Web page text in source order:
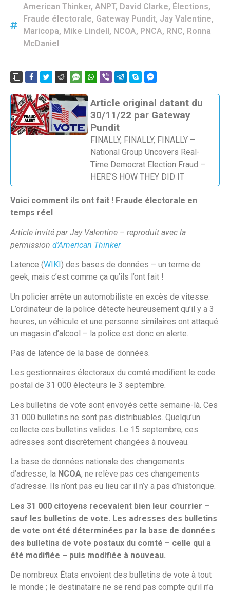
American Thinker, ANPT, David Clarke, Élections,
Fraude électorale, Gateway Pundit, Jay Valentine,
Maricopa, Mike Lindell , NCOA, PNCA, RNC, Ronna
McDaniel
Article original datant du
30/11/22 par Gateway
Pundit
FINALLY, FINALLY, FINALLY –
National Group Uncovers Real-
Time Democrat Election Fraud –
HERE’S HOW THEY DID IT
Voici comment ils ont fait ! Fraude électorale en
temps réel
Article invité par Jay Valentine – reproduit avec la
permission d’American Thinker
Latence (WIKI ) des bases de données – un terme de
geek, mais c’est comme ça qu’ils l’ont fait !
Un policier arrête un automobiliste en excès de vitesse.
L’ordinateur de la police détecte heureusement qu’il y a 3
heures, un véhicule et une personne similaires ont attaqué
un magasin d’alcool – la police est donc en alerte.
Pas de latence de la base de données.
Les gestionnaires électoraux du comté modifient le code
postal de 31 000 électeurs le 3 septembre.
Les bulletins de vote sont envoyés cette semaine-là. Ces
31 000 bulletins ne sont pas distribuables. Quelqu’un
collecte ces bulletins valides. Le 15 septembre, ces
adresses sont discrètement changées à nouveau.
La base de données nationale des changements
d’adresse, la NCOA, ne relève pas ces changements
d’adresse. Ils n’ont pas eu lieu car il n’y a pas d’historique.
Les 31 000 citoyens recevaient bien leur courrier –
sauf les bulletins de vote. Les adresses des bulletins
de vote ont été déterminées par la base de données
des bulletins de vote postaux du comté – celle qui a
été modifiée – puis modifiée à nouveau.
De nombreux États envoient des bulletins de vote à tout
le monde ; le destinataire ne se rend pas compte qu’il n’a